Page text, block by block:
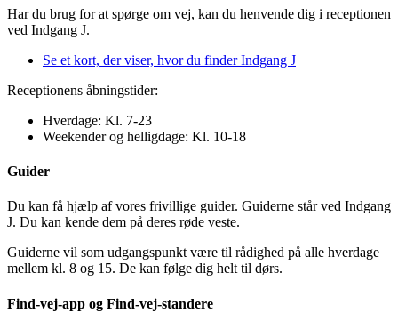
Har du brug for at spørge om vej, kan du henvende dig i receptionen
ved Indgang J.
Se et kort, der viser, hvor du finder Indgang J
Receptionens åbningstider:
Hverdage: Kl. 7-23
Weekender og helligdage: Kl. 10-18
Guider
Du kan få hjælp af vores frivillige guider. Guiderne står ved Indgang
J. Du kan kende dem på deres røde veste.
Guiderne vil som udgangspunkt være til rådighed på alle hverdage
mellem kl. 8 og 15. De kan følge dig helt til dørs.
Find-vej-app og Find-vej-standere